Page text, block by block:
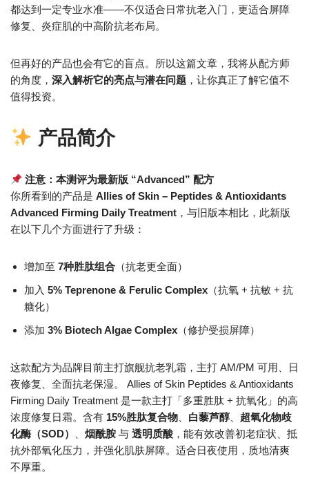
都达到一定专业水准——不仅适合日常抗老入门，更适合屏障
修复、炎症肌的中高阶抗老布局。
但再好的产品也会有它的盲点。所以这篇文章，我将从配方师
的角度， 深入解析它的亮点与潜在问题 ，让你真正了解它值不
值得投资。
产品简介
注意：本测评为最新版 “Advanced” 配方
你所看到的产品是 Allies of Skin – Peptides & Antioxidants
Advanced Firming Daily Treatment ，与旧版本相比，此新版
在以下几个方面进行了升级：
增加至 7种胜肽组合 （抗老更全面）
加入 5% Teprenone & Ferulic Complex （抗氧 + 抗敏 + 抗
糖化）
添加 3% Biotech Algae Complex （修护受损屏障）
这款配方为品牌目前主打旗舰抗老乳霜，主打 AM/PM 可用、日
夜修复、全面抗老保湿。 Allies of Skin Peptides & Antioxidants
Firming Daily Treatment 是一款主打「多重胜肽 + 抗氧化」的高
浓度修复日霜。含有 15%胜肽复合物 白藜芦醇、 超氧化物歧
化酶（SOD）
烟酰胺 与 透明质酸 ，能有效改善初老症状、抵
抗外部氧化压力，并强化肌肤屏障。适合日夜使用，质地清爽
不厚重。